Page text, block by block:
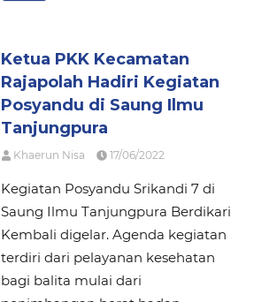
Ketua PKK Kecamatan
Rajapolah Hadiri Kegiatan
Posyandu di Saung Ilmu
Tanjungpura
Khaerun Nisa 17/06/2022
Kegiatan Posyandu Srikandi 7 di
Saung Ilmu Tanjungpura Berdikari
Kembali digelar. Agenda kegiatan
terdiri dari pelayanan kesehatan
bagi balita mulai dari